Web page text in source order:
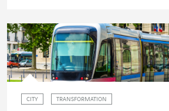
CITY TRANSFORMATION